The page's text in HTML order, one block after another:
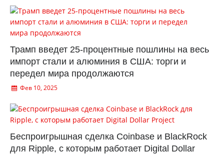
Трамп введет 25-процентные пошлины на весь
импорт стали и алюминия в США: торги и
передел мира продолжаются
Фев 10, 2025
Беспроигрышная сделка Coinbase и BlackRock
для Ripple, с которым работает Digital Dollar